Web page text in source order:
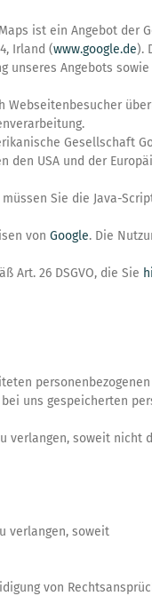
ist ein Angebot der
Irland (www.google.de).
unseres Angebots
Webseitenbesucher
Gesellschaft
den USA und der
Sie die Java-
von Google. Die
Art. 26 DSGVO, die Sie
uns gespeicherten
verlangen, soweit
verlangen, soweit
von